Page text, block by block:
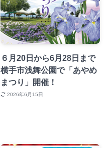
６月20日から6月28日まで
横手市浅舞公園で「あやめ
まつり」開催！
2026年6月15日